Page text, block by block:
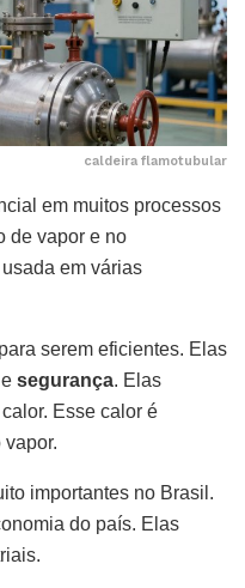
caldeira flamotubular
em muitos processos
de vapor e no
em várias
serem eficientes. Elas
segurança. Elas
Esse calor é
importantes no Brasil.
do país. Elas